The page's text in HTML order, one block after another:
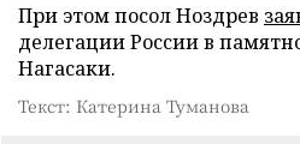
При этом посол Ноздрев
делегации России в
Нагасаки.
Текст: Катерина Туманова